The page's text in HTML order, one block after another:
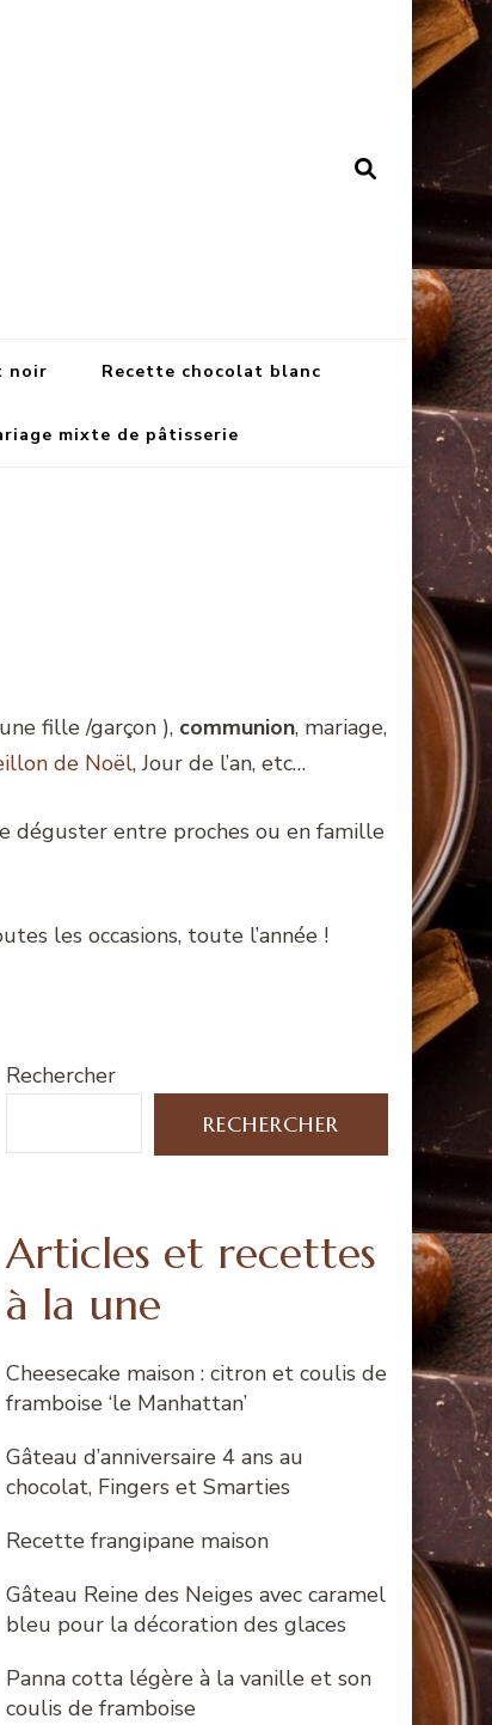
noir Recette chocolat blanc
mixte de pâtisserie
fille /garçon ), communion, mariage,
de Noël, Jour de l’an, etc…
déguster entre proches ou en famille
les occasions, toute l’année !
Rechercher
RECHERCHER
Articles et recettes
à la une
Cheesecake maison : citron et coulis de
framboise ‘le Manhattan’
Gâteau d’anniversaire 4 ans au
chocolat, Fingers et Smarties
Recette frangipane maison
Gâteau Reine des Neiges avec caramel
bleu pour la décoration des glaces
Panna cotta légère à la vanille et son
coulis de framboise